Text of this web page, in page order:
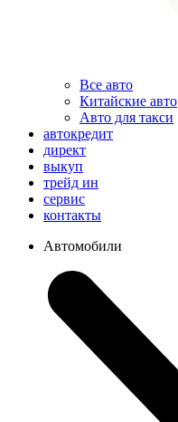
Все авто
Китайские авто
Авто для такси
автокредит
директ
выкуп
трейд ин
сервис
контакты
Автомобили